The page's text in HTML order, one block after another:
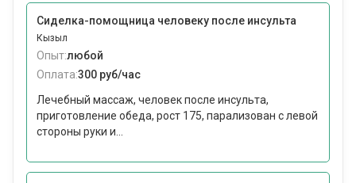
Сиделка-помощница человеку после инсульта
Кызыл
Опыт:любой
Оплата:300 руб/час
Лечебный массаж, человек после инсульта,
приготовление обеда, рост 175, парализован с левой
стороны руки и...